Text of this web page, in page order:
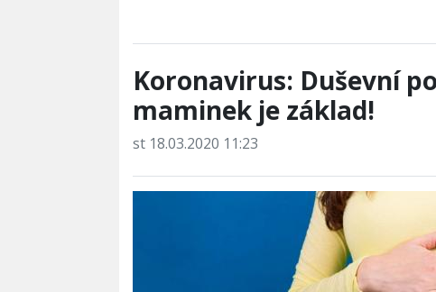
Koronavirus: Duševní
maminek je základ!
st 18.03.2020 11:23